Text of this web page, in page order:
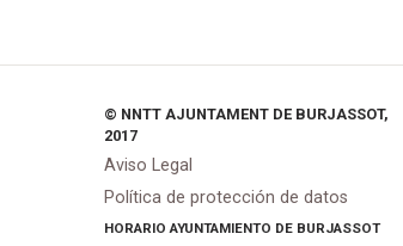
© NNTT AJUNTAMENT DE BURJASSOT,
2017
Aviso Legal
Política de protección de datos
HORARIO AYUNTAMIENTO DE BURJASSOT